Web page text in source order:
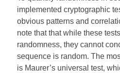
implemented cryptographic
obvious patterns and
note that that while these
randomness, they cannot
sequence is random. The
is Maurer’s universal test,